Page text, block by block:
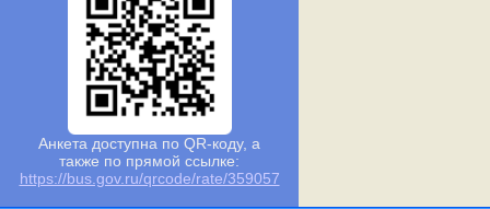
Анкета доступна по QR-коду, а
также по прямой ссылке:
https://bus.gov.ru/qrcode/rate/359057